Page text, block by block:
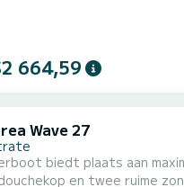
664,59
Wave 27
biedt plaats aan
ruime zonnedekken. Routes: -SCOPELLO + RISERVA NATURALE DELLO